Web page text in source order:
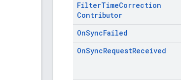
FilterTimeCorrection
Contributor
OnSyncFailed
OnSyncRequestReceived